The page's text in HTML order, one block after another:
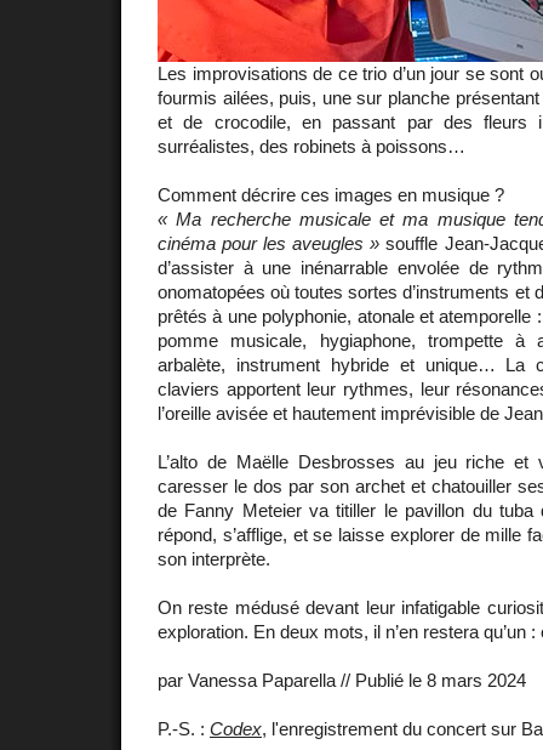
Les improvisations de ce trio d’un jour se sont
fourmis ailées, puis, une sur planche présentant
et de crocodile, en passant par des fleurs
surréalistes, des robinets à poissons…
Comment décrire ces images en musique ?
« Ma recherche musicale et ma musique
cinéma pour les aveugles » souffle Jean-
d’assister à une inénarrable envolée de
onomatopées où toutes sortes d’instruments et
prêtés à une polyphonie, atonale et atemporelle
pomme musicale, hygiaphone, trompette à
arbalète, instrument hybride et unique… La
claviers apportent leur rythmes, leur
l’oreille avisée et hautement imprévisible de
L’alto de Maëlle Desbrosses au jeu riche et
caresser le dos par son archet et chatouiller
de Fanny Meteier va titiller le pavillon du tuba
répond, s’afflige, et se laisse explorer de mille
son interprète.
On reste médusé devant leur infatigable
exploration. En deux mots, il n’en restera qu’un :
par Vanessa Paparella // Publié le 8 mars 2024
P.-S. : Codex, l'enregistrement du concert sur